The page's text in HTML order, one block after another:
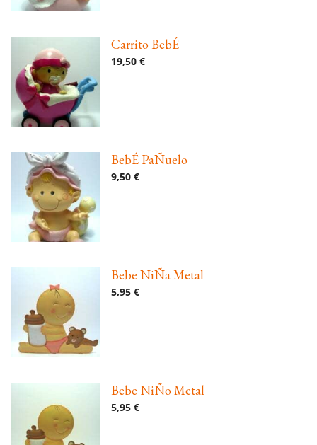
Carrito BebÉ
19,50 €
BebÉ PaÑuelo
9,50 €
Bebe NiÑa Metal
5,95 €
Bebe NiÑo Metal
5,95 €